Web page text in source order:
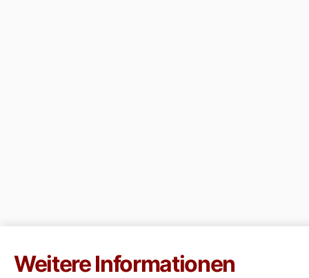
Weitere Informationen